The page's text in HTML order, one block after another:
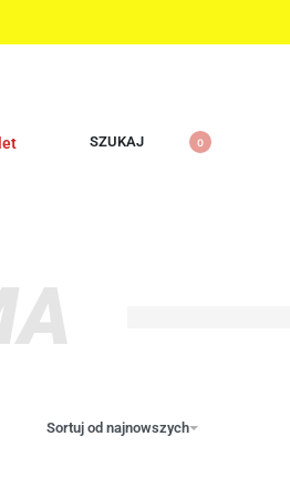
SZUKAJ 0
Sortuj od najnowszych